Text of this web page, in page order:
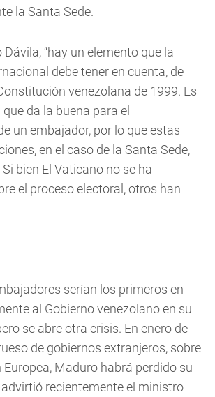
la Santa Sede.
“hay un elemento que la
debe tener en cuenta, de
venezolana de 1999. Es
da la buena para el
un embajador, por lo que estas
en el caso de la Santa Sede,
bien El Vaticano no se ha
el proceso electoral, otros han
serían los primeros en
al Gobierno venezolano en su
se abre otra crisis. En enero de
de gobiernos extranjeros, sobre
Maduro habrá perdido su
recientemente el ministro